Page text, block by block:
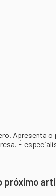
Apresenta o
É
próximo